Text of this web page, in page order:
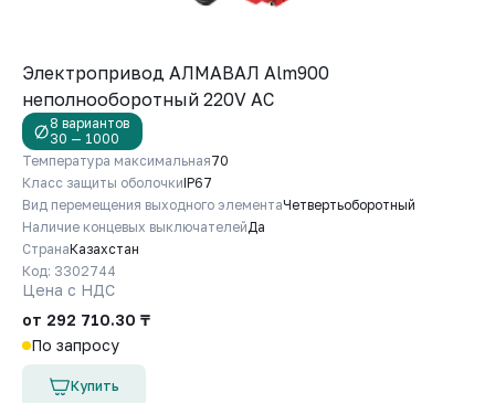
Электропривод АЛМАВАЛ Alm900
неполнооборотный 220V AC
8 вариантов
30 — 1000
Температура максимальная70
Класс защиты оболочкиIP67
Вид перемещения выходного элементаЧетвертьоборотный
Наличие концевых выключателейДа
СтранаКазахстан
Код: 3302744
Цена с НДС
от 292 710.30 ₸
По запросу
Купить